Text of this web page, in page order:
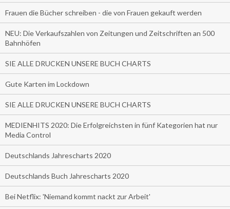
Frauen die Bücher schreiben - die von Frauen gekauft werden
NEU: Die Verkaufszahlen von Zeitungen und Zeitschriften an 500
Bahnhöfen
SIE ALLE DRUCKEN UNSERE BUCH CHARTS
Gute Karten im Lockdown
SIE ALLE DRUCKEN UNSERE BUCH CHARTS
MEDIENHITS 2020: Die Erfolgreichsten in fünf Kategorien hat nur
Media Control
Deutschlands Jahrescharts 2020
Deutschlands Buch Jahrescharts 2020
Bei Netflix: 'Niemand kommt nackt zur Arbeit'